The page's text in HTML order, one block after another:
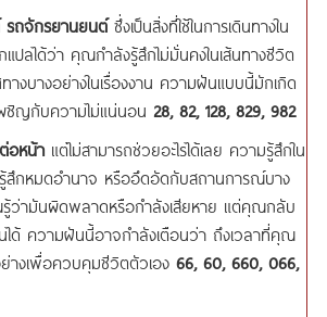
รถจักรยานยนต์ซึ่งเป็นสิ่งที่ใช้ในการเดินทางใน
ลได้ว่า คุณกำลังรู้สึกไม่มั่นคงในเส้นทางชีวิต
างบางอย่างในเรื่องงาน ความฝันแบบนี้มักเกิด
ชิญกับความไม่แน่นอน 28, 82, 128, 829, 982
อหน้า แต่ไม่สามารถช่วยอะไรได้เลย ความรู้สึกใน
สึกหมดอำนาจ หรืออึดอัดกับสถานการณ์บาง
ว่ามันผิดพลาดหรือกำลังเสียหาย แต่คุณกลับ
นได้ ความฝันนี้อาจกำลังเตือนว่า ถึงเวลาที่คุณ
างเพื่อควบคุมชีวิตตัวเอง 66, 60, 660, 066,